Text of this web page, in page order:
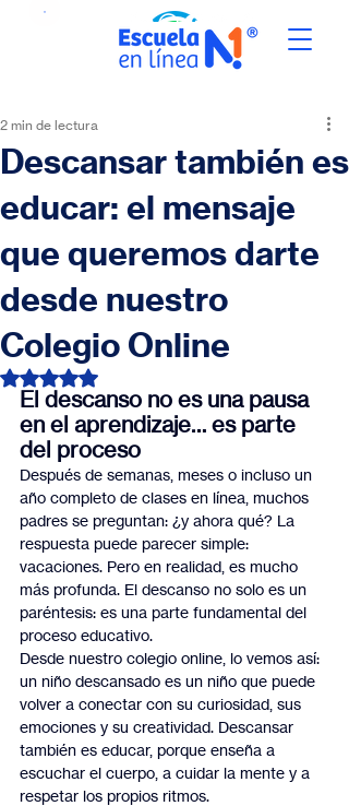
Descansar también es
educar: el mensaje
que queremos darte
desde nuestro
Colegio Online
2 min de lectura
Obtuvo NaN de 5 estrellas.
El descanso no es una pausa
en el aprendizaje… es parte
del proceso
Después de semanas, meses o incluso un
año completo de clases en línea, muchos
padres se preguntan: ¿y ahora qué? La
respuesta puede parecer simple:
vacaciones. Pero en realidad, es mucho
más profunda. El descanso no solo es un
paréntesis: es una parte fundamental del
proceso educativo.
Desde nuestro colegio online, lo vemos así:
un niño descansado es un niño que puede
volver a conectar con su curiosidad, sus
emociones y su creatividad. Descansar
también es educar, porque enseña a
escuchar el cuerpo, a cuidar la mente y a
respetar los propios ritmos.